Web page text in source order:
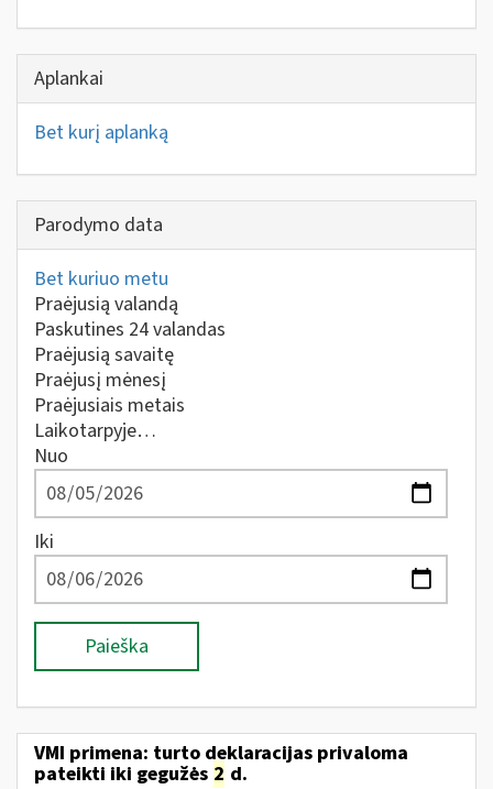
Aplankai
Bet kurį aplanką
Parodymo data
Bet kuriuo metu
Praėjusią valandą
Paskutines 24 valandas
Praėjusią savaitę
Praėjusį mėnesį
Praėjusiais metais
Laikotarpyje…
Nuo
Iki
Paieška
VMI primena: turto deklaracijas privaloma
pateikti iki gegužės 2 d.